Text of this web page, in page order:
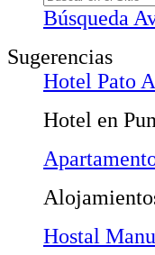
Búsqueda
Sugerencias
Hotel Pato
Hotel en
Hostal